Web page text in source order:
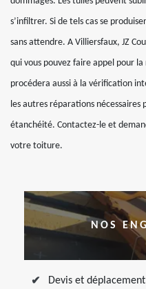
s’infiltrer. Si de tels cas se
sans attendre. A Villiersfaux, JZ
qui vous pouvez faire appel pour
procédera aussi à la vérification
les autres réparations
étanchéité. Contactez-le et
votre toiture.
NOS
Devis et